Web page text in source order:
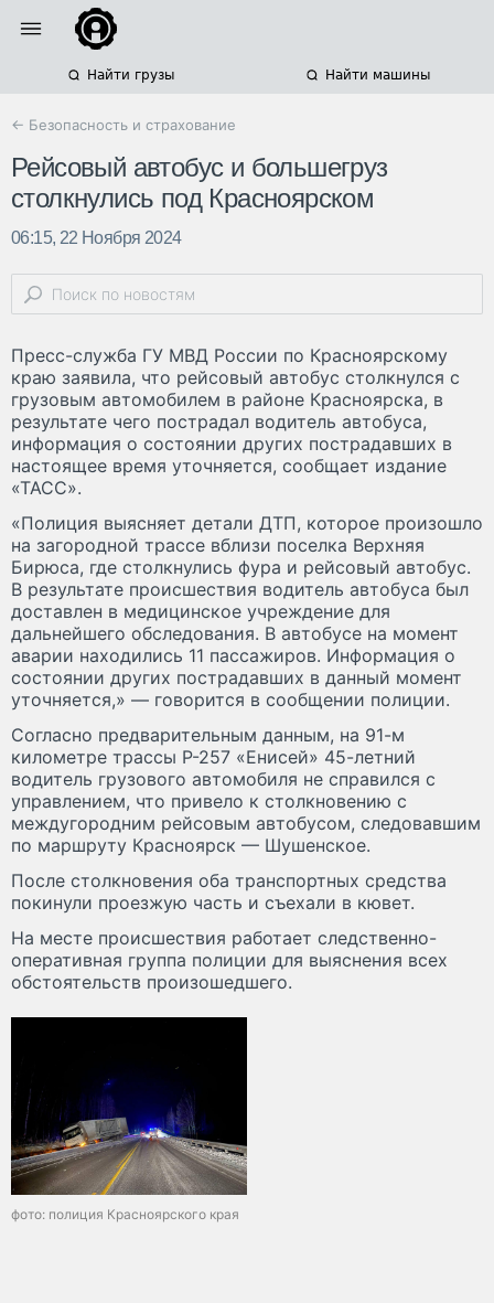
Найти грузы Найти машины
← Безопасность и страхование
Рейсовый автобус и большегруз
столкнулись под Красноярском
06:15, 22 Ноября 2024
Пресс-служба ГУ МВД России по Красноярскому
краю заявила, что рейсовый автобус столкнулся с
грузовым автомобилем в районе Красноярска, в
результате чего пострадал водитель автобуса,
информация о состоянии других пострадавших в
настоящее время уточняется, сообщает издание
«ТАСС».
«Полиция выясняет детали ДТП, которое произошло
на загородной трассе вблизи поселка Верхняя
Бирюса, где столкнулись фура и рейсовый автобус.
В результате происшествия водитель автобуса был
доставлен в медицинское учреждение для
дальнейшего обследования. В автобусе на момент
аварии находились 11 пассажиров. Информация о
состоянии других пострадавших в данный момент
уточняется,» — говорится в сообщении полиции.
Согласно предварительным данным, на 91-м
километре трассы Р-257 «Енисей» 45-летний
водитель грузового автомобиля не справился с
управлением, что привело к столкновению с
междугородним рейсовым автобусом, следовавшим
по маршруту Красноярск — Шушенское.
После столкновения оба транспортных средства
покинули проезжую часть и съехали в кювет.
На месте происшествия работает следственно-
оперативная группа полиции для выяснения всех
обстоятельств произошедшего.
фото: полиция Красноярского края